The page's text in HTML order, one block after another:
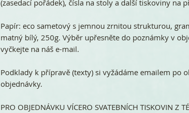
(zasedací pořádek), čísla na stoly a další tiskoviny na
Papír: eco sametový s jemnou zrnitou strukturou,
matný bílý, 250g. Výběr upřesněte do poznámky v
vyčkejte na náš e-mail.
Podklady k přípravě (texty) si vyžádáme emailem po
objednávky.
PRO OBJEDNÁVKU VÍCERO SVATEBNÍCH TISKOVIN Z